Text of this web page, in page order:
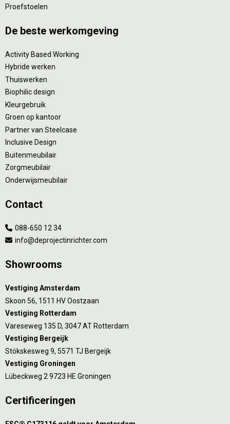
Proefstoelen
De beste werkomgeving
Activity Based Working
Hybride werken
Thuiswerken
Biophilic design
Kleurgebruik
Groen op kantoor
Partner van Steelcase
Inclusive Design
Buitenmeubilair
Zorgmeubilair
Onderwijsmeubilair
Contact
088-650 12 34
info@deprojectinrichter.com
Showrooms
Vestiging Amsterdam
Skoon 56, 1511 HV Oostzaan
Vestiging Rotterdam
Vareseweg 135 D, 3047 AT Rotterdam
Vestiging Bergeijk
Stökskesweg 9, 5571 TJ Bergeijk
Vestiging Groningen
Lübeckweg 2 9723 HE Groningen
Certificeringen